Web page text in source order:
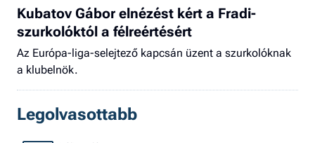
Kubatov Gábor elnézést kért a Fradi-
szurkolóktól a félreértésért
Az Európa-liga-selejtező kapcsán üzent a szurkolóknak
a klubelnök.
Legolvasottabb